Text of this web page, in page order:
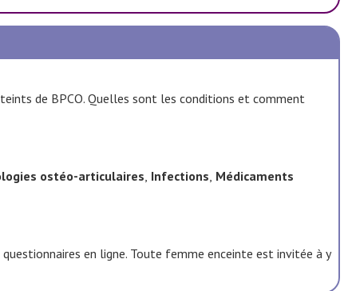
de BPCO. Quelles sont les conditions et comment
ostéo-articulaires, Infections, Médicaments
en ligne. Toute femme enceinte est invitée à y